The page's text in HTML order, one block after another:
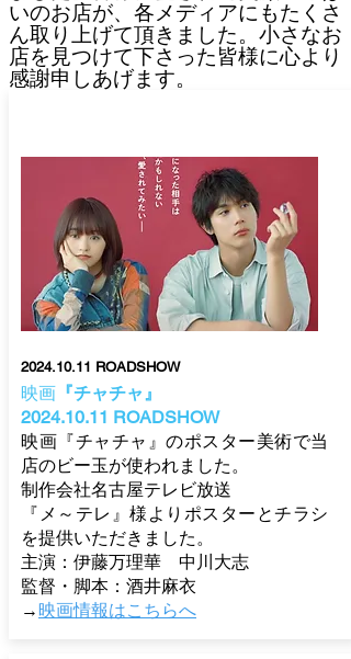
いのお店が、各メディアにもたくさ
ん取り上げて頂きました。​小さなお
店を見つけて下さった皆様に心より
感謝申しあげます。
2024.10.11 ROADSHOW
映画 『チャチャ』
2024.10.11 ROADSHOW
映画『チャチャ』のポスター美術で当
店のビー玉が使われました。
制作会社名古屋テレビ放送
『メ～テレ』様よりポスターとチラシ
を提供いただきました。
主演：伊藤万理華 中川大志
​監督・脚本：酒井麻衣
→映画情報はこちらへ